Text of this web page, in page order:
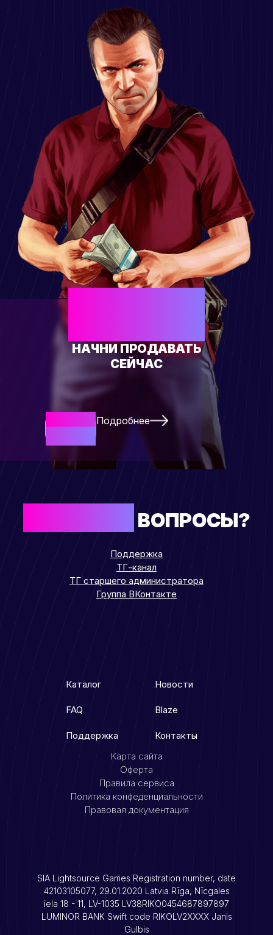
НАЧНИ ПРОДАВАТЬ
СЕЙЧАС
Сейчас
Подробнее
ВОПРОСЫ?
Поддержка
ТГ-канал
ТГ старшего администратора
Группа ВКонтакте
Каталог Новости
FAQ Blaze
Поддержка
Контакты
Карта сайта
Оферта
Правила сервиса
Политика конфеденциальности
Правовая документация
SIA Lightsource Games Registration number, date
42103105077, 29.01.2020 Latvia Rīga, Nīcgales
iela 18 - 11, LV-1035 LV38RIKO0454687897897
LUMINOR BANK Swift code RIKOLV2XXXX Janis
Gulbis